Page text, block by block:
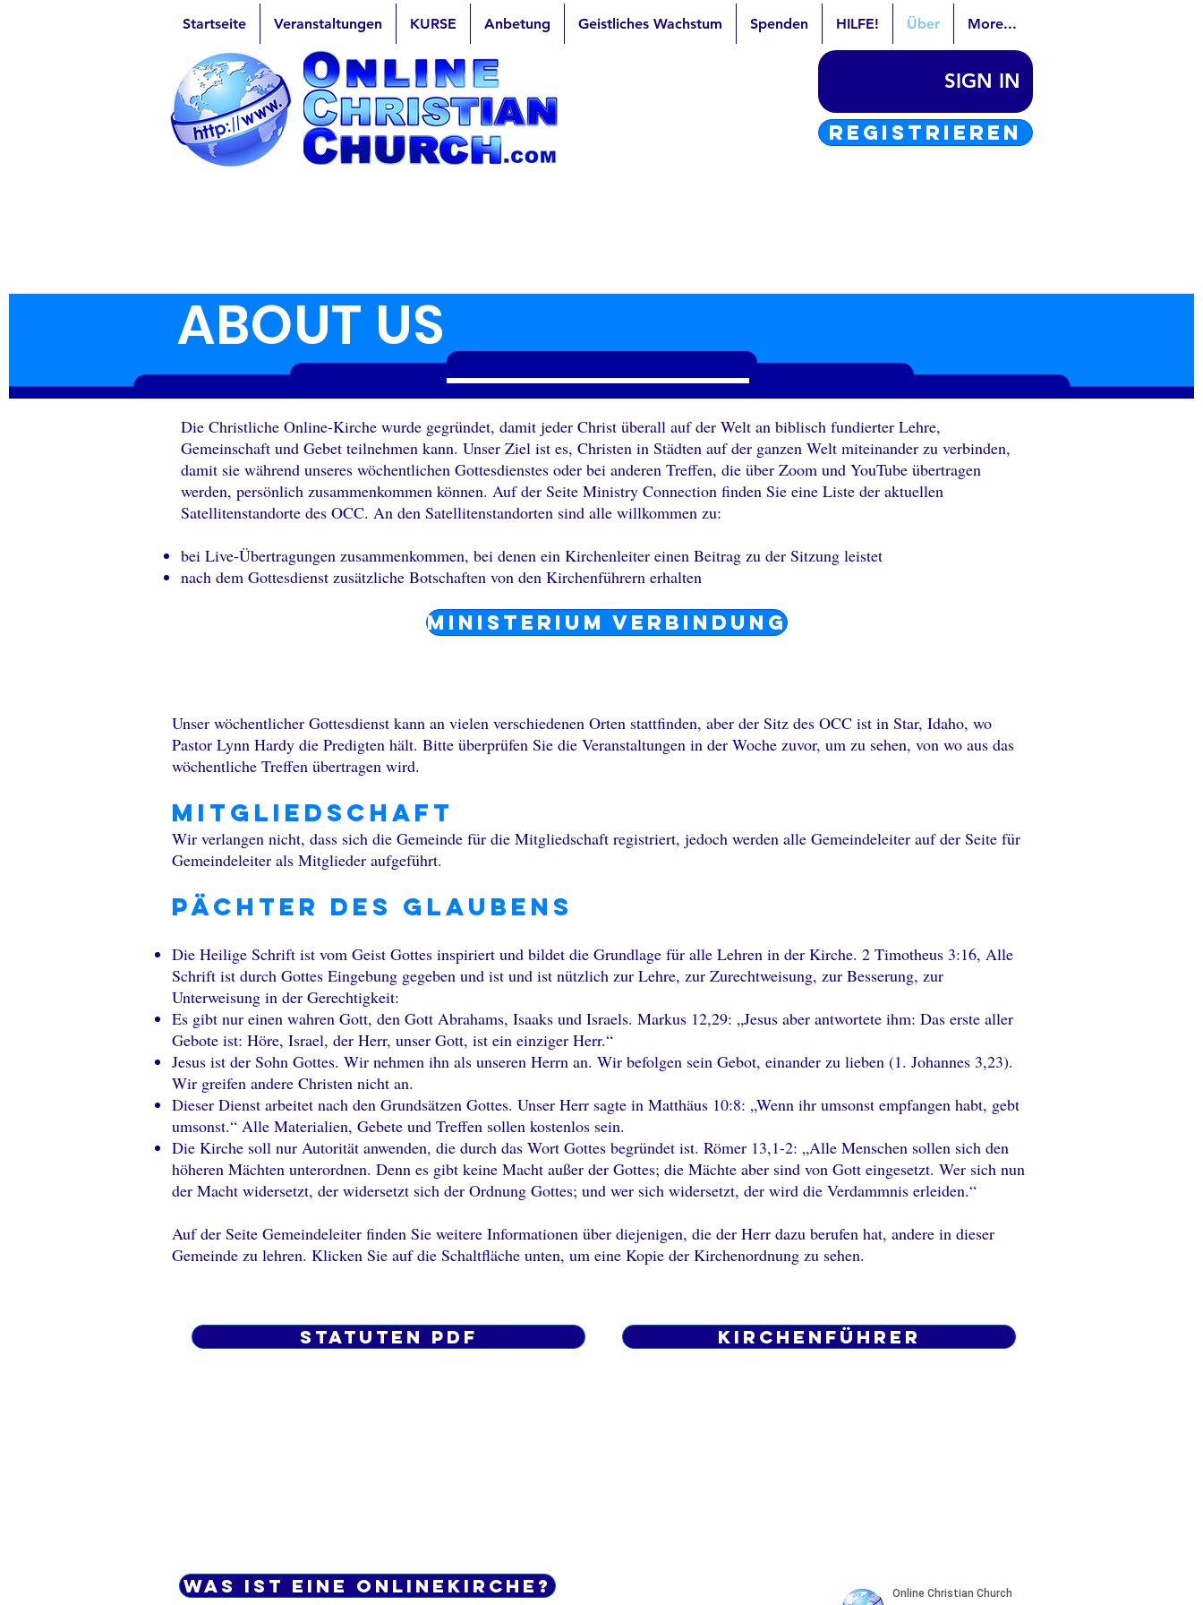
Startseite Veranstaltungen KURSE Anbetung Geistliches Wachstum Spenden HILFE! Über More...
ABOUT US
Die Christliche Online-Kirche wurde gegründet, damit jeder Christ überall auf der Welt an biblisch fundierter Lehre,
Gemeinschaft und Gebet teilnehmen kann. Unser Ziel ist es, Christen in Städten auf der ganzen Welt miteinander zu verbinden,
damit sie während unseres wöchentlichen Gottesdienstes oder bei anderen Treffen, die über Zoom und YouTube übertragen
werden, persönlich zusammenkommen können. Auf der Seite Ministry Connection finden Sie eine Liste der aktuellen
Satellitenstandorte des OCC. An den Satellitenstandorten sind alle willkommen zu:
bei Live-Übertragungen zusammenkommen, bei denen ein Kirchenleiter einen Beitrag zu der Sitzung leistet
nach dem Gottesdienst zusätzliche Botschaften von den Kirchenführern erhalten
Ministerium Verbindung
Unser wöchentlicher Gottesdienst kann an vielen verschiedenen Orten stattfinden, aber der Sitz des OCC ist in Star, Idaho, wo
Pastor Lynn Hardy die Predigten hält. Bitte überprüfen Sie die Veranstaltungen in der Woche zuvor, um zu sehen, von wo aus das
wöchentliche Treffen übertragen wird.
Mitgliedschaft
Wir verlangen nicht, dass sich die Gemeinde für die Mitgliedschaft registriert, jedoch werden alle Gemeindeleiter auf der Seite für
Gemeindeleiter als Mitglieder aufgeführt.
Pächter des Glaubens
Die Heilige Schrift ist vom Geist Gottes inspiriert und bildet die Grundlage für alle Lehren in der Kirche. 2 Timotheus 3:16, Alle
Schrift ist durch Gottes Eingebung gegeben und ist und ist nützlich zur Lehre, zur Zurechtweisung, zur Besserung, zur
Unterweisung in der Gerechtigkeit:
Es gibt nur einen wahren Gott, den Gott Abrahams, Isaaks und Israels. Markus 12,29: „Jesus aber antwortete ihm: Das erste aller
Gebote ist: Höre, Israel, der Herr, unser Gott, ist ein einziger Herr.“
Jesus ist der Sohn Gottes. Wir nehmen ihn als unseren Herrn an. Wir befolgen sein Gebot, einander zu lieben (1. Johannes 3,23).
Wir greifen andere Christen nicht an.
Dieser Dienst arbeitet nach den Grundsätzen Gottes. Unser Herr sagte in Matthäus 10:8: „Wenn ihr umsonst empfangen habt, gebt
umsonst.“ Alle Materialien, Gebete und Treffen sollen kostenlos sein.
Die Kirche soll nur Autorität anwenden, die durch das Wort Gottes begründet ist. Römer 13,1-2: „Alle Menschen sollen sich den
höheren Mächten unterordnen. Denn es gibt keine Macht außer der Gottes; die Mächte aber sind von Gott eingesetzt. Wer sich nun
der Macht widersetzt, der widersetzt sich der Ordnung Gottes; und wer sich widersetzt, der wird die Verdammnis erleiden.“
Auf der Seite Gemeindeleiter finden Sie weitere Informationen über diejenigen, die der Herr dazu berufen hat, andere in dieser
Gemeinde zu lehren. Klicken Sie auf die Schaltfläche unten, um eine Kopie der Kirchenordnung zu sehen.
Statuten PDF Kirchenführer
SIGN IN
REGISTRIEREN
Was ist eine Onlinekirche?